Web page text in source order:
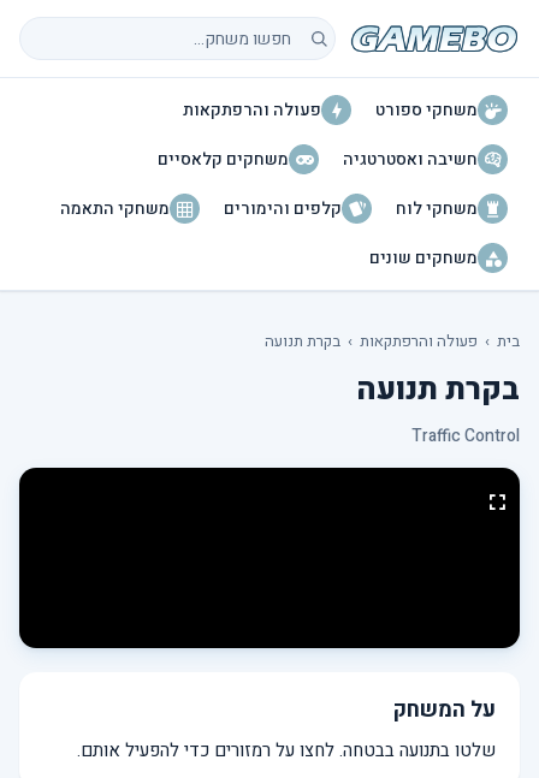
חיפוש משחקים
משחקי ספורט
פעולה והרפתקאות
חשיבה ואסטרטגיה
משחקים קלאסיים
משחקי לוח
קלפים והימורים
משחקי התאמה
משחקים שונים
בית › פעולה והרפתקאות › בקרת תנועה
בקרת תנועה
Traffic Control
על המשחק
שלטו בתנועה בבטחה. לחצו על רמזורים כדי להפעיל אותם.